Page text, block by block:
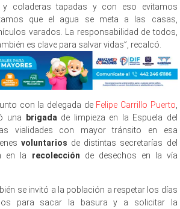
y coladeras tapadas y con eso evitamos
que el agua se meta a las casas,
varados. La responsabilidad de todos,
es clave para salvar vidas”, recalcó.
con la delegada de Felipe Carrillo Puerto
una brigada de limpieza en la Espuela del
vialidades con mayor tránsito en esa
voluntarios de distintas secretarías del
en la recolección de desechos en la vía
se invitó a la población a respetar los días
para sacar la basura y a solicitar la